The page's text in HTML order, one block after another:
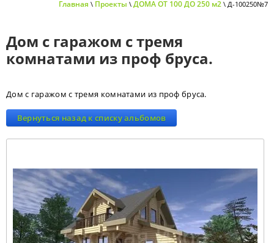
Главная \ Проекты \ ДОМА ОТ 100 ДО 250 м2 \ Д-100250№7
Дом с гаражом с тремя
комнатами из проф бруса.
Дом с гаражом с тремя комнатами из проф бруса.
Вернуться назад к списку альбомов